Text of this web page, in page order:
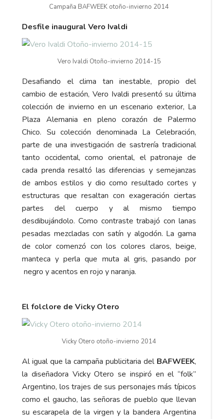
Campaña BAFWEEK otoño-invierno 2014
Desfile inaugural Vero Ivaldi
Vero Ivaldi Otoño-invierno 2014-15
Desafiando el clima tan inestable, propio del
cambio de estación, Vero Ivaldi presentó su última
colección de invierno en un escenario exterior, La
Plaza Alemania en pleno corazón de Palermo
Chico. Su colección denominada La Celebración,
parte de una investigación de sastrería tradicional
tanto occidental, como oriental, el patronaje de
cada prenda resaltó las diferencias y semejanzas
de ambos estilos y dio como resultado cortes y
estructuras que resaltan con exageración ciertas
partes del cuerpo y al mismo tiempo
desdibujándolo. Como contraste trabajó con lanas
pesadas mezcladas con satín y algodón. La gama
de color comenzó con los colores claros, beige,
manteca y perla que muta al gris, pasando por
negro y acentos en rojo y naranja.
El folclore de Vicky Otero
Vicky Otero otoño-invierno 2014
Al igual que la campaña publicitaria del BAFWEEK,
la diseñadora Vicky Otero se inspiró en el “folk”
Argentino, los trajes de sus personajes más típicos
como el gaucho, las señoras de pueblo que llevan
su escarapela de la virgen y la bandera Argentina